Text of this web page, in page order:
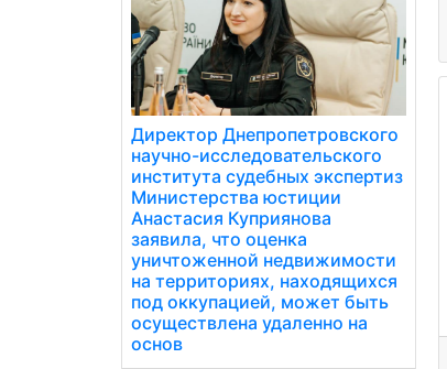
Директор Днепропетровского
научно-исследовательского
института судебных экспертиз
Министерства юстиции
Анастасия Куприянова
заявила, что оценка
уничтоженной недвижимости
на территориях, находящихся
под оккупацией, может быть
осуществлена удаленно на
основ